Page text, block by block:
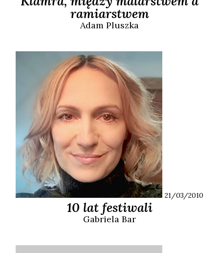
ramiarstwem
Adam Pluszka
21/03/2010
10 lat festiwali
Gabriela Bar